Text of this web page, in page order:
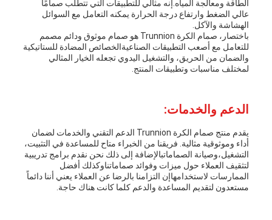
الطاقة ومعالجة المياه.إنه مثالي للتطبيقات التي تتطلب صمامًا
عالي الضغط وارتفاع درجة الحرارة يمكنه التعامل مع السوائل
الهشاشة والآكل.
باختصار، صمام الكرة Trunnion هو صمام موثوق ودائم مصمم
للتعامل مع أصعب التطبيقات الصناعيةالخصائص المضادة للستاتيكية
والضمان من الحريق، والتشغيل اليدوي تجعله الخيار المثالي
لمختلف مناسبات وتطبيقات المنتج.
الدعم والخدمات:
يقدم منتج صمام الكرة Trunnion الدعم التقني والخدمات لضمان
أداء وموثوقية مثالية. فريقنا من الخبراء متاح للمساعدة في التثبيت،
التشغيل،وصيانة الصماماتبالإضافة إلى ذلك نحن نقدم برامج تدريبية
لتثقيف العملاء حول ميزات وفوائد صماماتناوكذلك أفضل
الممارسات لاستخدامهاإن التزامنا بالرضا عن العملاء يعني أننا دائماً
مستعدون لتقديم المساعدة والدعم كلما كانت هناك حاجة.